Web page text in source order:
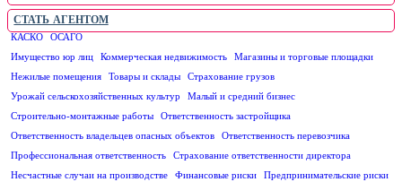
СТАТЬ АГЕНТОМ
КАСКО ОСАГО
Имущество юр лиц
Коммерческая недвижимость
Магазины и торговые площадки
Нежилые помещения
Товары и склады
Страхование грузов
Урожай сельскохозяйственных культур
Малый и средний бизнес
Строительно-монтажные работы
Ответственность застройщика
Ответственность владельцев опасных объектов
Ответственность перевозчика
Профессиональная ответственность
Страхование ответственности директора
Несчастные случаи на производстве
Финансовые риски
Предпринимательские риски